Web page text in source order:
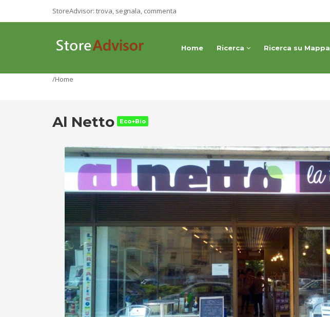
StoreAdvisor: trova, segnala, commenta
Home Ricerca Ricerca su Mappa
/Home
Al Netto Eco+Bio